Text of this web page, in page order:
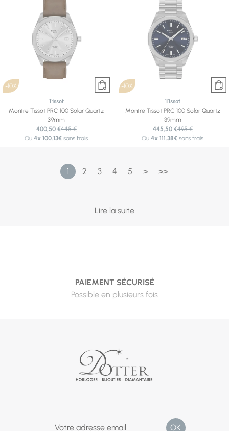
-10%
Tissot
Montre Tissot PRC 100 Solar Quartz
39mm
400,50 €445 €
Ou4x 100.13€ sans frais
-10%
Tissot
Montre Tissot PRC 100 Solar Quartz
39mm
445,50 €495 €
Ou4x 111.38€ sans frais
1 2 3 4 5 > >>
Il y a une raison pour laquelle Tissot est si souvent la
80 heures de réserve de marche — un week-end entier
sans la porter, sans qu'elle s'arrête.
achat. L'automatique, elle, vit avec vous : son mouvement
se remonte au porter, son balancier bat comme un cœur,
et sa valeur émotionnelle en fait le cadeau des grandes
à la matière du bracelet, acier ou cuir, qui change l'allure
Lire la suite
PAIEMENT SÉCURISÉ
Possible en plusieurs fois